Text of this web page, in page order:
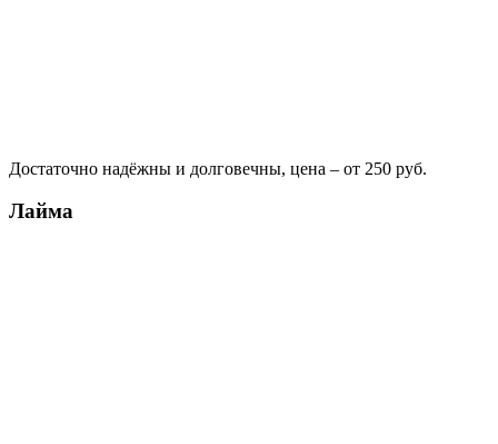
Достаточно надёжны и долговечны, цена – от 250 руб.
Лайма